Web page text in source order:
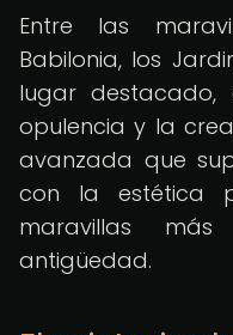
Entre las
Babilonia, los
lugar
opulencia y la
avanzada que
con la estética
maravillas
antigüedad.